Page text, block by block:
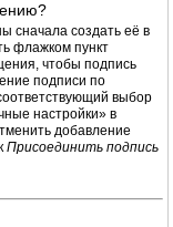
сначала создать её в
флажком пункт
чтобы подпись
подписи по
выбор
настройки» в
добавление
Присоединить подпись